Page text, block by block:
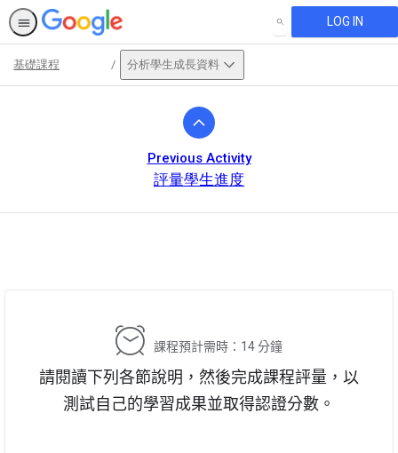
SEARCH LOG IN
基礎課程 分析學生成長資料
Previous Activity
評量學生進度
課程預計需時：14 分鐘
請閱讀下列各節說明，然後完成課程評量，以
測試自己的學習成果並取得認證分數。